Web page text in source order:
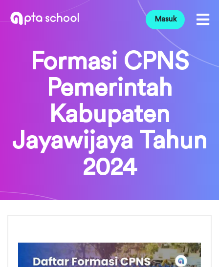
Masuk
Formasi CPNS
Pemerintah
Kabupaten
Jayawijaya Tahun
2024